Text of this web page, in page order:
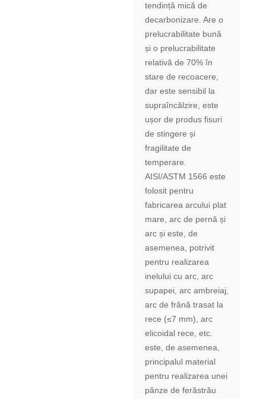
tendință mică de
decarbonizare. Are o
prelucrabilitate bună
și o prelucrabilitate
relativă de 70% în
stare de recoacere,
dar este sensibil la
supraîncălzire, este
ușor de produs fisuri
de stingere și
fragilitate de
temperare.
AISI/ASTM 1566 este
folosit pentru
fabricarea arcului plat
mare, arc de pernă și
arc și este, de
asemenea, potrivit
pentru realizarea
inelului cu arc, arc
supapei, arc ambreiaj,
arc de frână trasat la
rece (≤7 mm), arc
elicoidal rece, etc.
este, de asemenea,
principalul material
pentru realizarea unei
pânze de ferăstrău